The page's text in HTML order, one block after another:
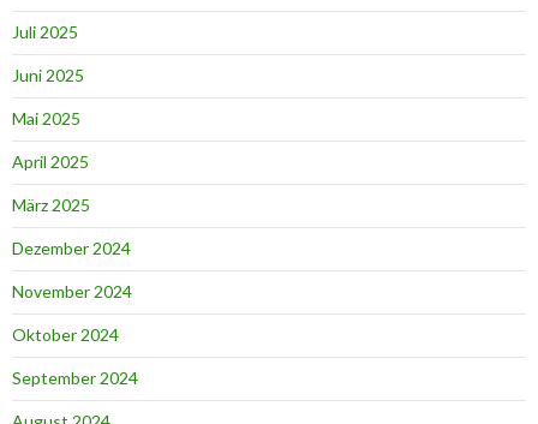
Juli 2025
Juni 2025
Mai 2025
April 2025
März 2025
Dezember 2024
November 2024
Oktober 2024
September 2024